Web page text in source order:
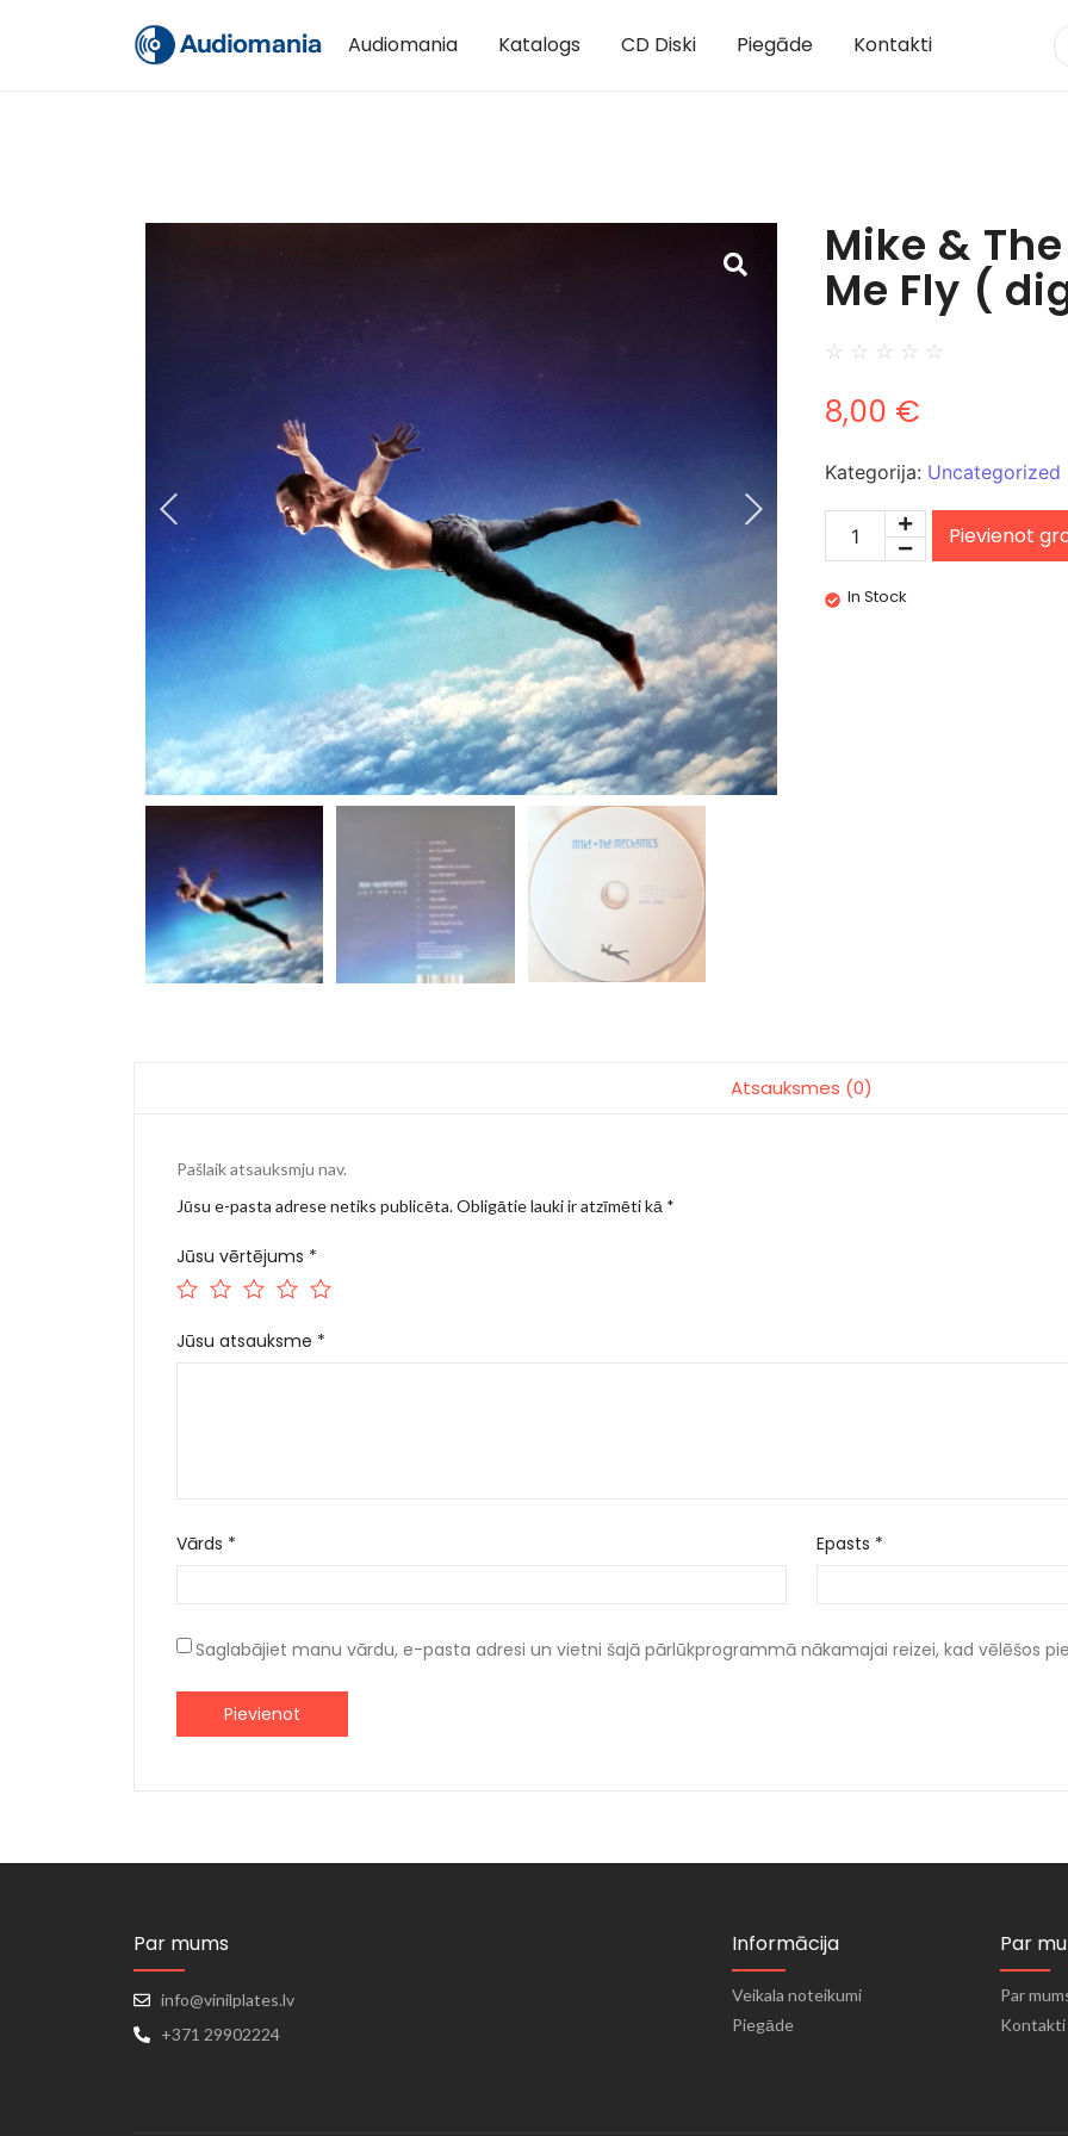
Audiomania Katalogs CD Diski Piegāde Kontakti
Mike &
Me Fly (
☆ ☆ ☆ ☆ ☆
8,00 €
Kategorija: Uncategorized
Pievienot
In Stock
Atsauksmes (0)
Pašlaik atsauksmju nav.
Jūsu e-pasta adrese netiks publicēta.Obligātie lauki ir atzīmēti kā *
Jūsu vērtējums *
Jūsu atsauksme *
Vārds * Epasts *
Saglabājiet manu vārdu, e-pasta adresi un vietni šajā pārlūkprogrammā nākamajai reizei, kad vēlēšos
Par mums
info@vinilplates.lv
+371 29902224
Informācija
Veikala noteikumi
Piegāde
Par
Par
Kontakti